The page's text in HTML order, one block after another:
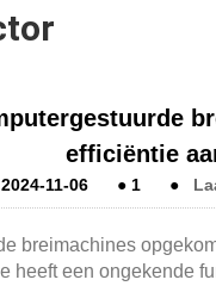
efficiëntie
2024-11-06 ● 1 ●
breimachines
heeft een ongekende